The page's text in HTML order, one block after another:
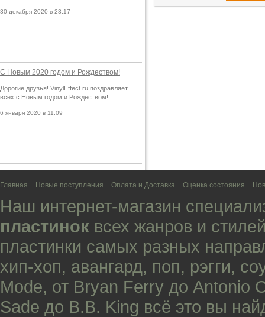
30 декабря 2020 в 23:17
С Новым 2020 годом и Рождеством!
Дорогие друзья! VinylEffect.ru поздравляет
всех с Новым годом и Рождеством!
6 января 2020 в 11:09
Главная Новые поступления Оплата и Доставка Оценка состояния
Наш интернет-магазин
пластинок всех жанров и
пластинки самых разных
хип-хоп, авангард, поп, рэгги,
Mode, от Bryan Ferry до Antonio
Sade до B.B. King всё это вы